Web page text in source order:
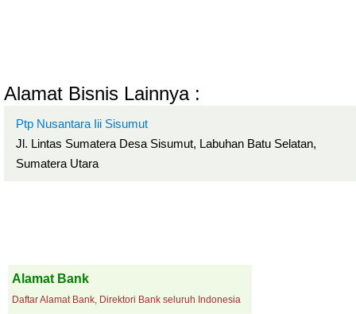
Alamat Bisnis Lainnya :
Ptp Nusantara Iii Sisumut
Jl. Lintas Sumatera Desa Sisumut, Labuhan Batu Selatan,
Sumatera Utara
Alamat Bank
Daftar Alamat Bank, Direktori Bank seluruh Indonesia